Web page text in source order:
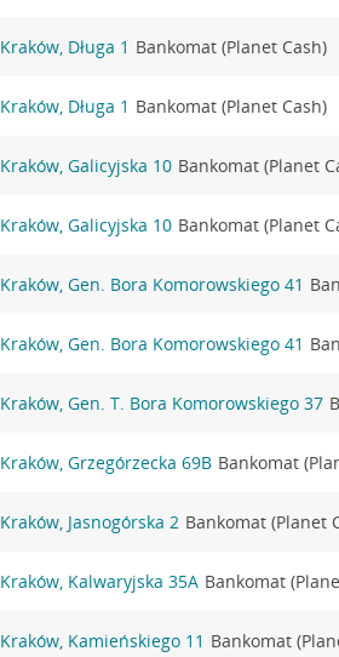
Kraków, Długa 1 Bankomat (Planet Cash)
Kraków, Długa 1 Bankomat (Planet Cash)
Kraków, Galicyjska 10 Bankomat (Planet
Kraków, Galicyjska 10 Bankomat (Planet
Kraków, Gen. Bora Komorowskiego 41
Kraków, Gen. Bora Komorowskiego 41
Kraków, Gen. T. Bora Komorowskiego 37
Kraków, Grzegórzecka 69B Bankomat
Kraków, Jasnogórska 2 Bankomat (Planet
Kraków, Kalwaryjska 35A Bankomat
Kraków, Kamieńskiego 11 Bankomat